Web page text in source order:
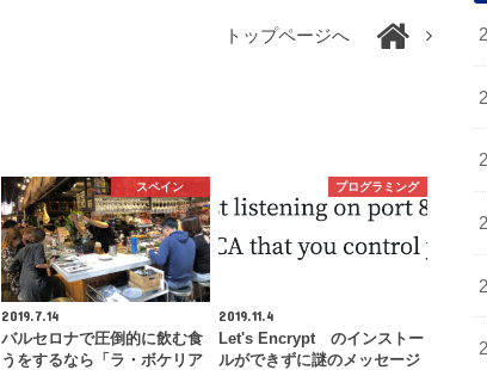
トップページへ
スペイン
2019.7.14
バルセロナで圧倒的に飲む食
うをするなら「ラ・ボケリア
プログラミング
2019.11.4
Let's Encrypt のインストー
ルができずに謎のメッセージ